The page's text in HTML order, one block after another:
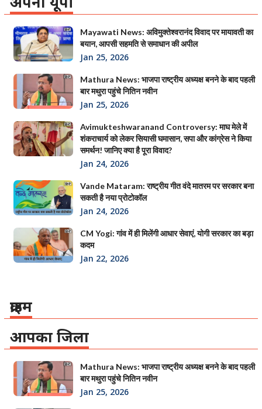
Mayawati News: अविमुक्तेश्वरानंद विवाद पर मायावती का
बयान, आपसी सहमति से समाधान की अपील
Jan 25, 2026
Mathura News: भाजपा राष्ट्रीय अध्यक्ष बनने के बाद पहली
बार मथुरा पहुंचे नितिन नवीन
Jan 25, 2026
Avimukteshwaranand Controversy: माघ मेले में
शंकराचार्य को लेकर सियासी घमासान, सपा और कांग्रेस ने किया
समर्थन! जानिए क्या है पूरा विवाद?
Jan 24, 2026
Vande Mataram: राष्ट्रीय गीत वंदे मातरम पर सरकार बना
सकती है नया प्रोटोकॉल
Jan 24, 2026
CM Yogi: गांव में ही मिलेंगी आधार सेवाएं, योगी सरकार का बड़ा
कदम
Jan 22, 2026
क्राइम
आपका जिला
Mathura News: भाजपा राष्ट्रीय अध्यक्ष बनने के बाद पहली
बार मथुरा पहुंचे नितिन नवीन
Jan 25, 2026